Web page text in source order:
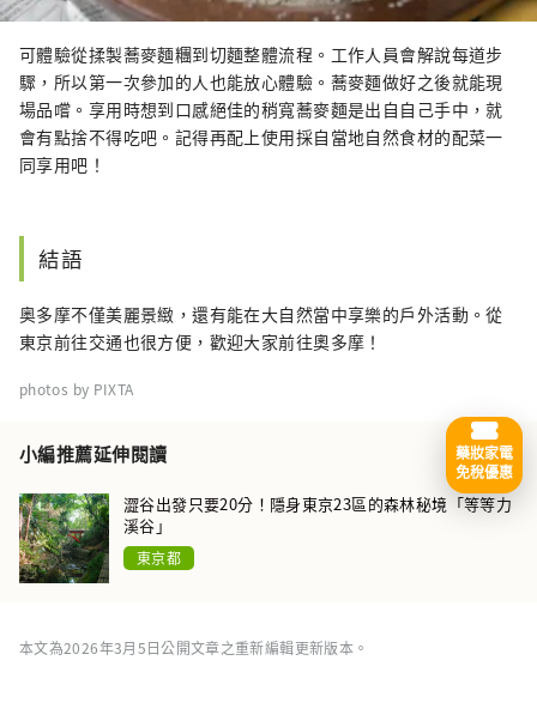
可體驗從揉製蕎麥麵糰到切麵整體流程。工作人員會解說每道步
驟，所以第一次參加的人也能放心體驗。蕎麥麵做好之後就能現
場品嚐。享用時想到口感絕佳的稍寬蕎麥麵是出自自己手中，就
會有點捨不得吃吧。記得再配上使用採自當地自然食材的配菜一
同享用吧！
結語
奥多摩不僅美麗景緻，還有能在大自然當中享樂的戶外活動。從
東京前往交通也很方便，歡迎大家前往奧多摩！
photos by PIXTA
小編推薦延伸閱讀
澀谷出發只要20分！隱身東京23區的森林秘境「等等力
溪谷」
東京都
本文為2026年3月5日公開文章之重新編輯更新版本。
藥妝家電
免稅優惠